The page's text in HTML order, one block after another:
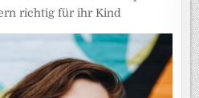
richtig für ihr Kind